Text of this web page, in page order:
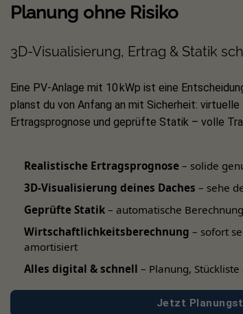
maximal 30 mm
PremiumLine Modelle
Technische Details:
Unterkonstruktion für
Inkl. Zubehör für eine
Modulausrichtung:
Werkstoff: Aluminium
Stärke: 1,6 mm
Planung ohne Risiko
3D-Visualisierung, Ertrag & Statik
Eine PV-Anlage mit 10 kWp ist eine
planst du von Anfang an mit Sicherheit:
Ertragsprognose und geprüfte Statik – volle
Realistische Ertragsprognose – solide
3D-Visualisierung deines Daches – sehe
Geprüfte Statik – automatische
Wirtschaftlichkeitsberechnung – sofort
amortisiert
Alles digital & schnell – Planung,
Jetzt